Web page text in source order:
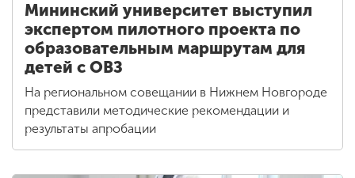
Мининский университет выступил
экспертом пилотного проекта по
образовательным маршрутам для
детей с ОВЗ
На региональном совещании в Нижнем Новгороде
представили методические рекомендации и
результаты апробации